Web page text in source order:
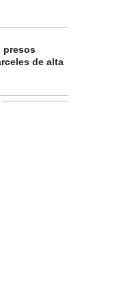
presos
de alta